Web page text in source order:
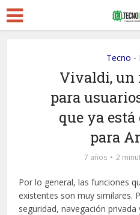
Tecno -
Vivaldi, un
para
que ya
para
7 años 2
Por lo general, las funciones
existentes son muy similares.
seguridad, navegación